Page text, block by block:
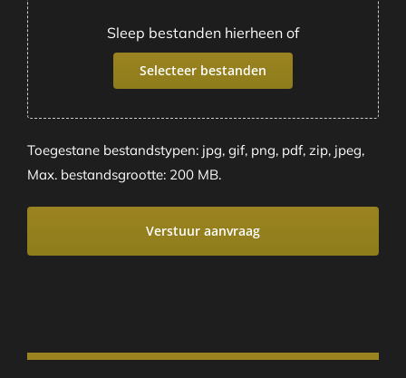
Sleep bestanden hierheen of
Selecteer bestanden
Toegestane bestandstypen: jpg, gif, png, pdf, zip, jpeg,
Max. bestandsgrootte: 200 MB.